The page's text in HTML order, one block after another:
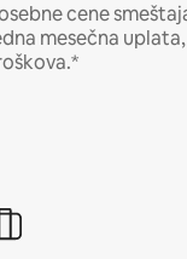
cene
mesečna